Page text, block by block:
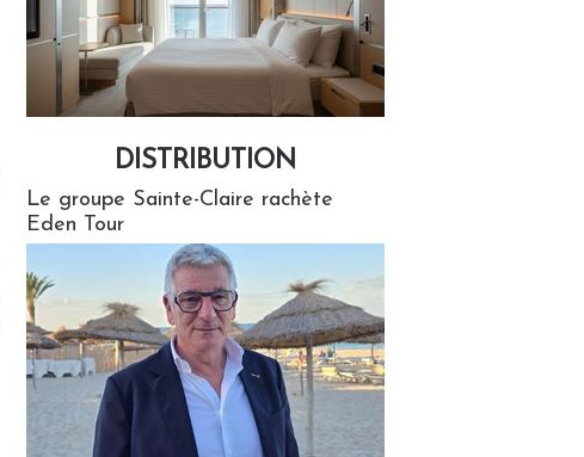
DISTRIBUTION
Le groupe Sainte-Claire rachète
Eden Tour